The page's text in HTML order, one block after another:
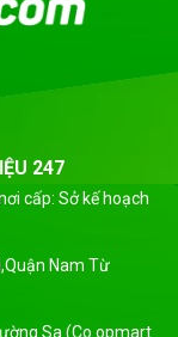
247
cấp: Sở kế hoạch
Nam Từ
Sa (Co.opmart